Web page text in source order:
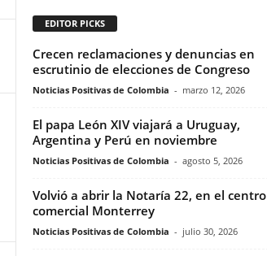
EDITOR PICKS
Crecen reclamaciones y denuncias en
escrutinio de elecciones de Congreso
Noticias Positivas de Colombia - marzo 12, 2026
El papa León XIV viajará a Uruguay,
Argentina y Perú en noviembre
Noticias Positivas de Colombia - agosto 5, 2026
Volvió a abrir la Notaría 22, en el centro
comercial Monterrey
Noticias Positivas de Colombia - julio 30, 2026